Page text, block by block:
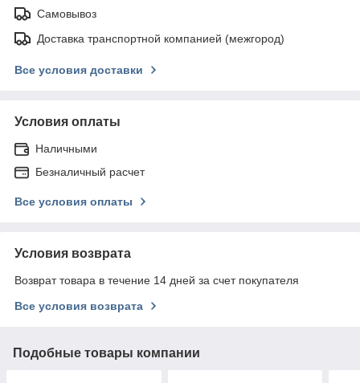
Самовывоз
Доставка транспортной компанией (межгород)
Все условия доставки
Условия оплаты
Наличными
Безналичный расчет
Все условия оплаты
Условия возврата
Возврат товара в течение 14 дней за счет покупателя
Все условия возврата
Подобные товары компании